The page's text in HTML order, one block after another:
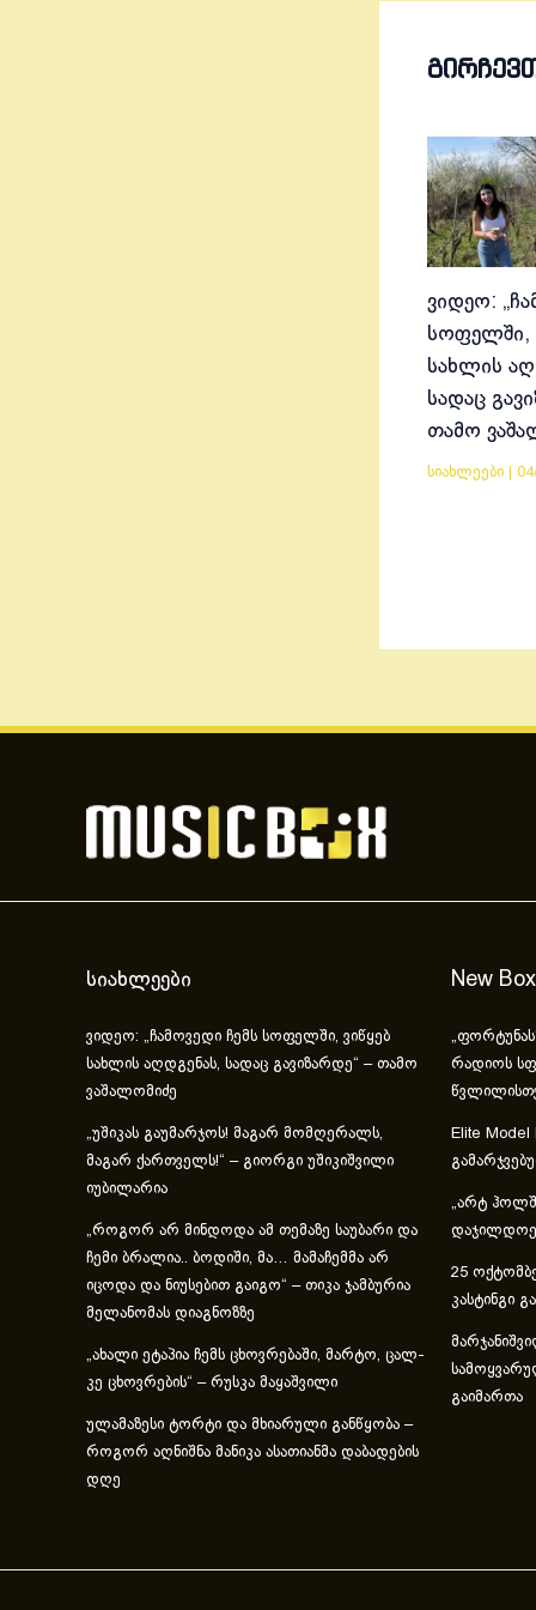
ვიდეო:
სოფელში,
სახლის
სადაც
თამო
სიახლეები
სიახლეები
ვიდეო: „ჩამოვედი ჩემს სოფელში, ვიწყებ
სახლის აღდგენას, სადაც გავიზარდე“ – თამო
ვაშალომიძე
„უშიკას გაუმარჯოს! მაგარ მომღერალს,
მაგარ ქართველს!“ – გიორგი უშიკიშვილი
იუბილარია
„როგორ არ მინდოდა ამ თემაზე საუბარი და
ჩემი ბრალია.. ბოდიში, მა… მამაჩემმა არ
იცოდა და ნიუსებით გაიგო“ – თიკა ჯამბურია
მელანომას დიაგნოზზე
„ახა­ლი ეტა­პია ჩემს ცხოვ­რე­ბა­ში, მარ­ტო, ცალ­
კე ცხოვ­რე­ბის“ – რუსკა მაყაშვილი
ულამაზესი ტორტი და მხიარული განწყობა –
როგორ აღნიშნა მანიკა ასათიანმა დაბადების
დღე
New Box
რადიოს
Elite Model
„არტ
25
კასტინგი
გაიმართა